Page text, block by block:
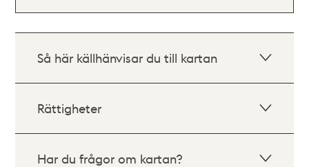
Så här källhänvisar du till kartan
Rättigheter
Har du frågor om kartan?